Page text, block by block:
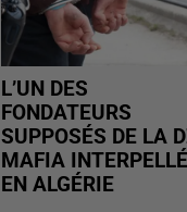
L’UN DES
FONDATEURS
SUPPOSÉS DE LA
MAFIA INTERPELLÉ
EN ALGÉRIE